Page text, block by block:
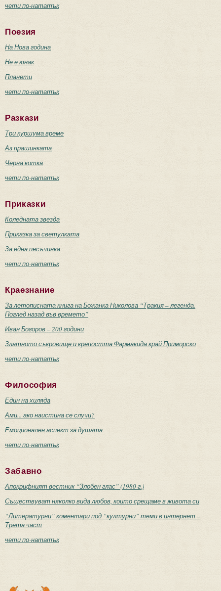
чети по-нататък
Поезия
На Нова година
Не е юнак
Планети
чети по-нататък
Разкази
Три куршума време
Аз прашинката
Черна котка
чети по-нататък
Приказки
Коледната звезда
Приказка за светулката
За една песъчинка
чети по-нататък
Краезнание
За летописната книга на Божанка Николова “Тракия – легенда.
Поглед назад във времето”
Иван Богоров – 200 години
Златното съкровище и крепостта Фармакида край Приморско
чети по-нататък
Философия
Един на хиляда
Ами... ако наистина се случи?
Емоционален аспект за душата
чети по-нататък
Забавно
Апокрифният вестник “Злобен глас” (1980 г.)
Съществуват няколко вида любов, които срещаме в живота си
“Литературни” коментари под “културни” теми в интернет –
Трета част
чети по-нататък